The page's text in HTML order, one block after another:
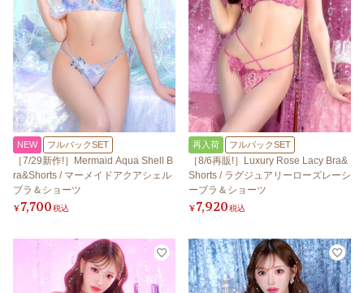
NEW フルバックSET
［7/29新作!］Mermaid Aqua Shell B
ra&Shorts / マーメイドアクアシェル
ブラ＆ショーツ
¥7,700税込
再入荷 フルバックSET
［8/6再販!］Luxury Rose Lacy Bra&
Shorts / ラグジュアリーローズレーシ
ーブラ＆ショーツ
¥7,920税込